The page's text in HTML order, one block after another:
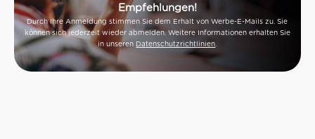
Empfehlungen!
Durch Ihre Anmeldung stimmen Sie dem Erhalt von Werbe-E-Mails zu. Sie
können sich jederzeit wieder abmelden. Weitere Informationen erhalten Sie
in unseren Datenschutzrichtlinien